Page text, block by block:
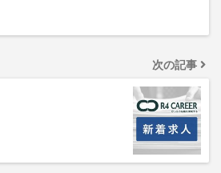
次の記事